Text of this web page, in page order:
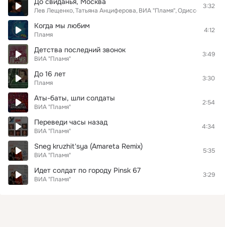
Лев Лещенко Татьяна Анциферова ВИА "Пламя" Одиссей
3:32
Когда мы любим
Пламя
4:12
Детства последний звонок
ВИА "Пламя"
3:49
До 16 лет
Пламя
3:30
Аты-баты, шли солдаты
ВИА "Пламя"
2:54
Переведи часы назад
ВИА "Пламя"
4:34
Sneg kruzhit'sya (Amareta Remix)
ВИА "Пламя"
5:35
Идет солдат по городу Pinsk 67
ВИА "Пламя"
3:29